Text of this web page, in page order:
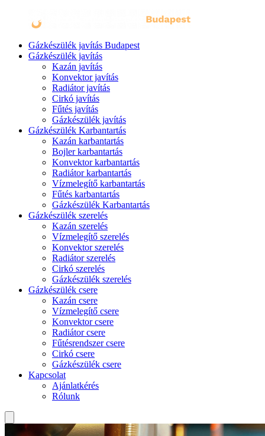
Gázkészülék javítás Budapest
Gázkészülék javítás
Kazán javítás
Konvektor javítás
Radiátor javítás
Cirkó javítás
Fűtés javítás
Gázkészülék javítás
Gázkészülék Karbantartás
Kazán karbantartás
Bojler karbantartás
Konvektor karbantartás
Radiátor karbantartás
Vízmelegítő karbantartás
Fűtés karbantartás
Gázkészülék Karbantartás
Gázkészülék szerelés
Kazán szerelés
Vízmelegítő szerelés
Konvektor szerelés
Radiátor szerelés
Cirkó szerelés
Gázkészülék szerelés
Gázkészülék csere
Kazán csere
Vízmelegítő csere
Konvektor csere
Radiátor csere
Fűtésrendszer csere
Cirkó csere
Gázkészülék csere
Kapcsolat
Ajánlatkérés
Rólunk